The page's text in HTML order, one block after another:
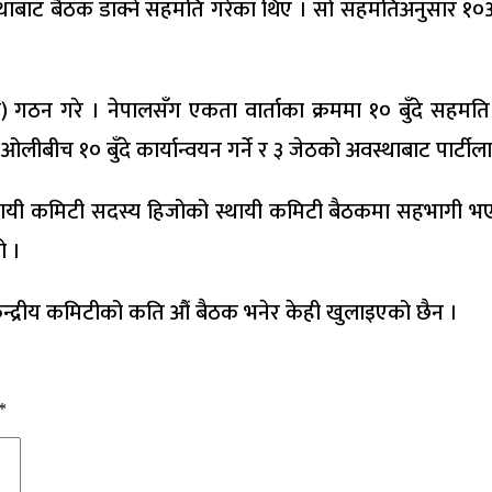
बैठक डाक्ने सहमति गरेका थिए । सो सहमतिअनुसार
गरे । नेपालसँग एकता वार्ताका क्रममा १० बुँदे
१० बुँदे कार्यान्वयन गर्ने र ३ जेठको अवस्थाबाट
कमिटी सदस्य हिजोको स्थायी कमिटी बैठकमा
कमिटीको कति औं बैठक भनेर केही खुलाइएको छैन ।